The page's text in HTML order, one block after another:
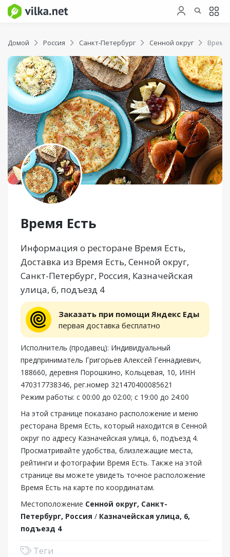
Домой Россия Санкт-Петербург Сенной округ Время
Время Есть
Информация о ресторане Время Есть,
Доставка из Время Есть, Сенной округ,
Санкт-Петербург, Россия, Казначейская
улица, 6, подъезд 4
Заказать при помощи Яндекс Еды
первая доставка бесплатно
Исполнитель (продавец): Индивидуальный
предприниматель Григорьев Алексей Геннадиевич,
188660, деревня Порошкино, Кольцевая, 10, ИНН
470317738346, рег.номер 321470400085621
Режим работы: с 00:00 до 02:00; с 19:00 до 24:00
На этой странице показано расположение и меню
ресторана Время Есть, который находится в Сенной
округ по адресу Казначейская улица, 6, подъезд 4.
Просматривайте удобства, близлежащие места,
рейтинги и фотографии Время Есть. Также на этой
странице вы можете увидеть точное расположение
Время Есть на карте по координатам.
Местоположение Сенной округ, Санкт-
Петербург, Россия / Казначейская улица, 6,
подъезд 4
Теги